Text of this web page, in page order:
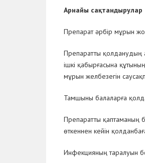
Арнайы сақтандырулар
Препарат әрбір мұрын
Препаратты қолданудың
ішкі қабырғасына
мұрын желбезегін
Тамшыны балаларға
Препаратты қаптаманың
өткеннен кейін
Инфекцияның таралуын